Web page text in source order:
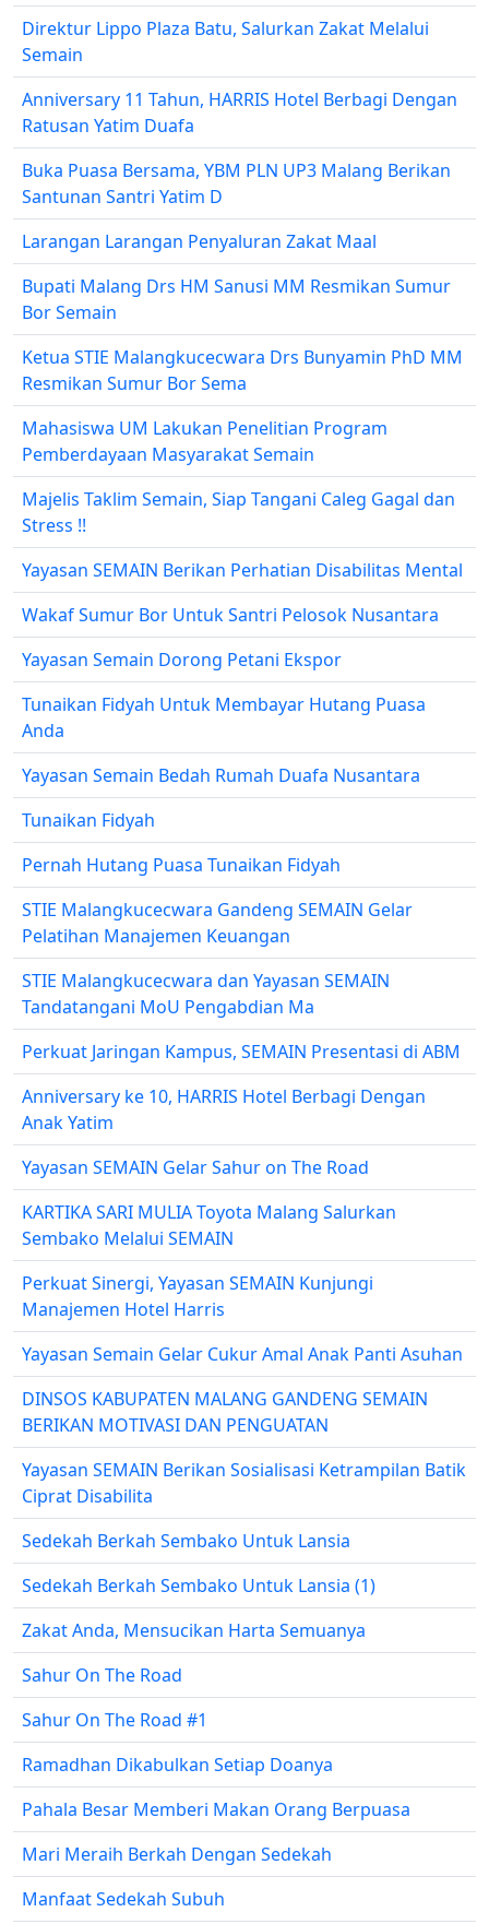
Direktur Lippo Plaza Batu, Salurkan Zakat Melalui
Semain
Anniversary 11 Tahun, HARRIS Hotel Berbagi Dengan
Ratusan Yatim Duafa
Buka Puasa Bersama, YBM PLN UP3 Malang Berikan
Santunan Santri Yatim D
Larangan Larangan Penyaluran Zakat Maal
Bupati Malang Drs HM Sanusi MM Resmikan Sumur
Bor Semain
Ketua STIE Malangkucecwara Drs Bunyamin PhD MM
Resmikan Sumur Bor Sema
Mahasiswa UM Lakukan Penelitian Program
Pemberdayaan Masyarakat Semain
Majelis Taklim Semain, Siap Tangani Caleg Gagal dan
Stress !!
Yayasan SEMAIN Berikan Perhatian Disabilitas Mental
Wakaf Sumur Bor Untuk Santri Pelosok Nusantara
Yayasan Semain Dorong Petani Ekspor
Tunaikan Fidyah Untuk Membayar Hutang Puasa
Anda
Yayasan Semain Bedah Rumah Duafa Nusantara
Tunaikan Fidyah
Pernah Hutang Puasa Tunaikan Fidyah
STIE Malangkucecwara Gandeng SEMAIN Gelar
Pelatihan Manajemen Keuangan
STIE Malangkucecwara dan Yayasan SEMAIN
Tandatangani MoU Pengabdian Ma
Perkuat Jaringan Kampus, SEMAIN Presentasi di ABM
Anniversary ke 10, HARRIS Hotel Berbagi Dengan
Anak Yatim
Yayasan SEMAIN Gelar Sahur on The Road
KARTIKA SARI MULIA Toyota Malang Salurkan
Sembako Melalui SEMAIN
Perkuat Sinergi, Yayasan SEMAIN Kunjungi
Manajemen Hotel Harris
Yayasan Semain Gelar Cukur Amal Anak Panti Asuhan
DINSOS KABUPATEN MALANG GANDENG SEMAIN
BERIKAN MOTIVASI DAN PENGUATAN
Yayasan SEMAIN Berikan Sosialisasi Ketrampilan Batik
Ciprat Disabilita
Sedekah Berkah Sembako Untuk Lansia
Sedekah Berkah Sembako Untuk Lansia (1)
Zakat Anda, Mensucikan Harta Semuanya
Sahur On The Road
Sahur On The Road #1
Ramadhan Dikabulkan Setiap Doanya
Pahala Besar Memberi Makan Orang Berpuasa
Mari Meraih Berkah Dengan Sedekah
Manfaat Sedekah Subuh